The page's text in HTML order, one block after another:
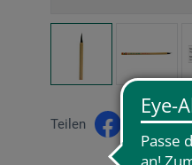
Teilen